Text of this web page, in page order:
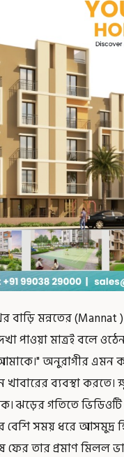
বাড়ি মন্নতের
পাওয়া মাত্রই বলে
অনুরাগীর এমন
ব্যবস্থা করতে।
ঝড়ের গতিতে
বেশি সময় ধরে
তার প্রমাণ মিলল